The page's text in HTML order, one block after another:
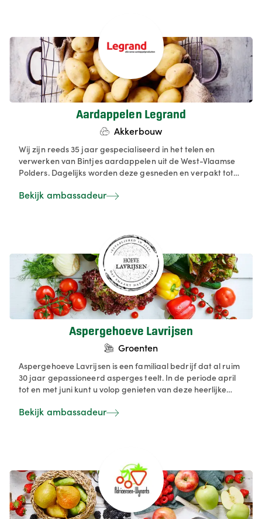
Aardappelen Legrand
Akkerbouw
Wij zijn reeds 35 jaar gespecialiseerd in het telen en
verwerken van Bintjes aardappelen uit de West-Vlaamse
Polders. Dagelijks worden deze gesneden en verpakt tot
als klein verpakking. Perfect voor in Horeca keuken of
Bekijk ambassadeur
Aspergehoeve Lavrijsen
Groenten
Aspergehoeve Lavrijsen is een familiaal bedrijf dat al ruim
30 jaar gepassioneerd asperges teelt. In de periode april
tot en met juni kunt u volop genieten van deze heerlijke
dagverse asperges. Sinds 2019 telen wij ook Grondwitloof.
Bekijk ambassadeur